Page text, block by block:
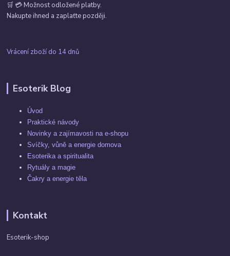
🛒 💳 Možnost odložené platby.
Nakupte ihned a zaplaťte později.
Vrácení zboží do 14 dnů
Esoterik Blog
Úvod
Praktické návody
Novinky a zajímavosti na e-shopu
Svíčky, vůně a energie domova
Esoterika a spiritualita
Rytuály a magie
Čakry a energie těla
Kontakt
Esoterik-shop